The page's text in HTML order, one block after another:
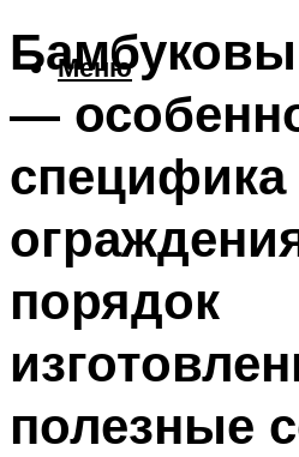
Меню
—
специфика
порядок
полезные